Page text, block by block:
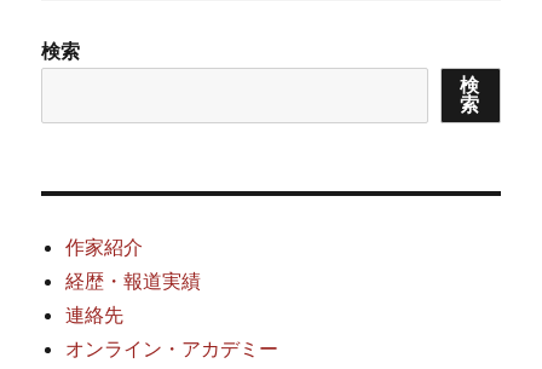
択
検索
検
索
作家紹介
経歴・報道実績
連絡先
オンライン・アカデミー